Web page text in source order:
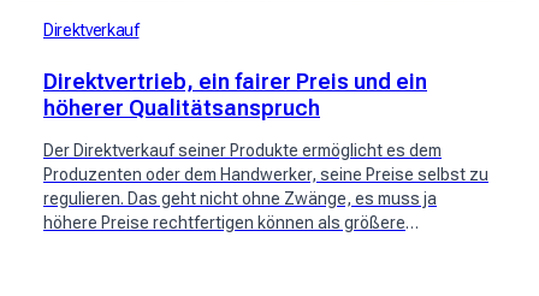
Direktverkauf
Direktvertrieb, ein fairer Preis und ein
höherer Qualitätsanspruch
Der Direktverkauf seiner Produkte ermöglicht es dem
Produzenten oder dem Handwerker, seine Preise selbst zu
regulieren. Das geht nicht ohne Zwänge, es muss ja
höhere Preise rechtfertigen können als größere